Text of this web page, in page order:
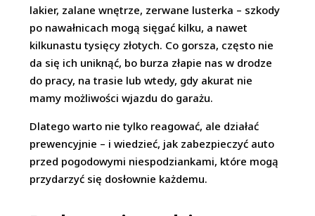
lakier, zalane wnętrze, zerwane lusterka – szkody
po nawałnicach mogą sięgać kilku, a nawet
kilkunastu tysięcy złotych. Co gorsza, często nie
da się ich uniknąć, bo burza złapie nas w drodze
do pracy, na trasie lub wtedy, gdy akurat nie
mamy możliwości wjazdu do garażu.
Dlatego warto nie tylko reagować, ale działać
prewencyjnie – i wiedzieć, jak zabezpieczyć auto
przed pogodowymi niespodziankami, które mogą
przydarzyć się dosłownie każdemu.